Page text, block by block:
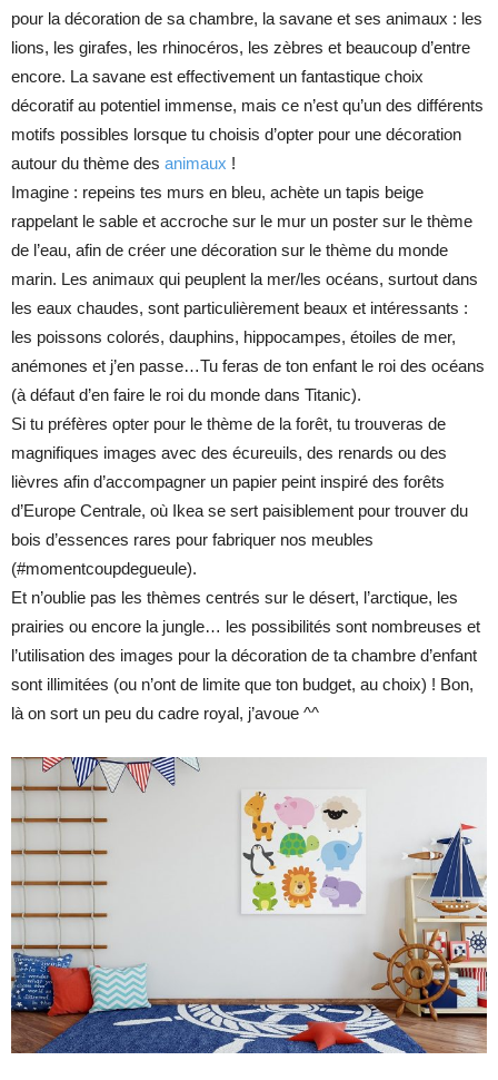
pour la décoration de sa chambre, la savane et ses animaux : les
lions, les girafes, les rhinocéros, les zèbres et beaucoup d’entre
encore. La savane est effectivement un fantastique choix
décoratif au potentiel immense, mais ce n’est qu’un des différents
motifs possibles lorsque tu choisis d’opter pour une décoration
autour du thème des animaux !
Imagine : repeins tes murs en bleu, achète un tapis beige
rappelant le sable et accroche sur le mur un poster sur le thème
de l’eau, afin de créer une décoration sur le thème du monde
marin. Les animaux qui peuplent la mer/les océans, surtout dans
les eaux chaudes, sont particulièrement beaux et intéressants :
les poissons colorés, dauphins, hippocampes, étoiles de mer,
anémones et j’en passe…Tu feras de ton enfant le roi des océans
(à défaut d’en faire le roi du monde dans Titanic).
Si tu préfères opter pour le thème de la forêt, tu trouveras de
magnifiques images avec des écureuils, des renards ou des
lièvres afin d’accompagner un papier peint inspiré des forêts
d’Europe Centrale, où Ikea se sert paisiblement pour trouver du
bois d’essences rares pour fabriquer nos meubles
(#momentcoupdegueule).
Et n’oublie pas les thèmes centrés sur le désert, l’arctique, les
prairies ou encore la jungle… les possibilités sont nombreuses et
l’utilisation des images pour la décoration de ta chambre d’enfant
sont illimitées (ou n’ont de limite que ton budget, au choix) ! Bon,
là on sort un peu du cadre royal, j’avoue ^^